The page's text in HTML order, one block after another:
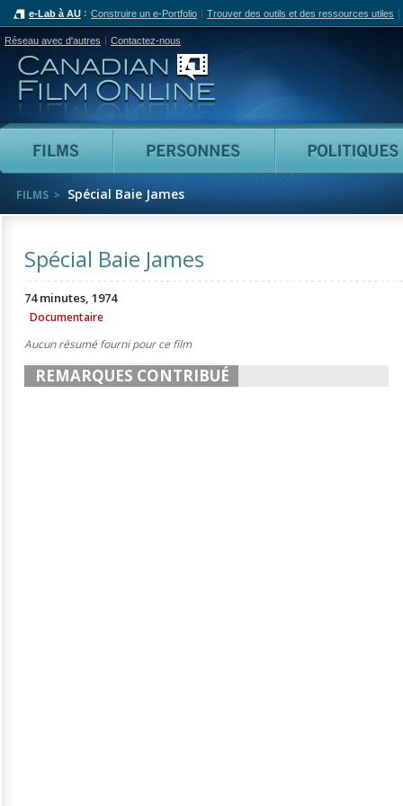
e-Lab à AU Construire un e-Portfolio Trouver des outils et des ressources utiles
Réseau avec d'autres Contactez-nous
Canadian Film Online
Films Personnes
FILMS Spécial Baie James
Spécial Baie James
74 minutes, 1974
Documentaire
Aucun résumé fourni pour ce film
REMARQUES CONTRIBUÉ